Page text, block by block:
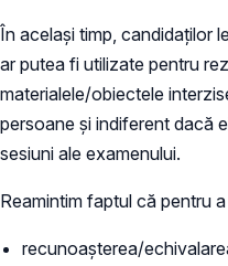
În același timp, candidaților
ar putea fi utilizate pentru
materialele/obiectele
persoane și indiferent dacă
sesiuni ale examenului.
Reamintim faptul că pentru
recunoașterea/